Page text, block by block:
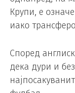
Крупи, е
иако
Според
дека дури и